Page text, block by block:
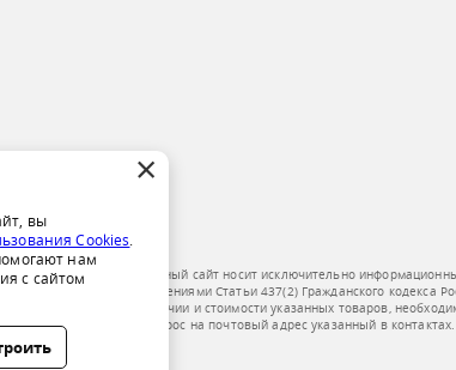
внимание на то, что данный сайт носит исключительно
определяемой положениями Статьи 437(2) Гражданского кодекса
информации о наличии и стоимости указанных товаров,
или отправить запрос на почтовый адрес указанный в контактах.
×
вы
Cookies.
нам
с сайтом